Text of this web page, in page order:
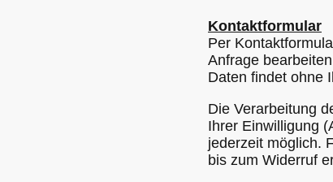
Kontaktformular
Per
Anfrage
Daten findet ohne
Die Verarbeitung
Ihrer Einwilligung
jederzeit möglich.
bis zum Widerruf